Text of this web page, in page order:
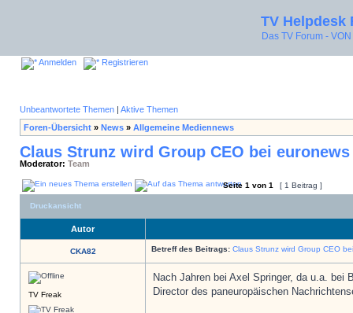
TV Helpdesk
Das TV Forum -
Anmelden Registrieren
Unbeantwortete Themen | Aktive Themen
Foren-Übersicht » News » Allgemeine Mediennews
Claus Strunz wird Group CEO bei euronews
Moderator: Team
Seite 1 von 1 [ 1 Beitrag ]
Druckansicht
Autor
CKA82 Betreff des Beitrags: Claus Strunz wird Group CEO
TV Freak
Nach Jahren bei Axel Springer, da u.a.
Director des paneuropäischen